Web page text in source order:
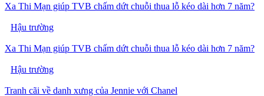
Xa Thi Mạn giúp TVB chấm dứt chuỗi thua lỗ kéo dài hơn 7 năm?
Hậu trường
Xa Thi Mạn giúp TVB chấm dứt chuỗi thua lỗ kéo dài hơn 7 năm?
Hậu trường
Tranh cãi về danh xưng của Jennie với Chanel